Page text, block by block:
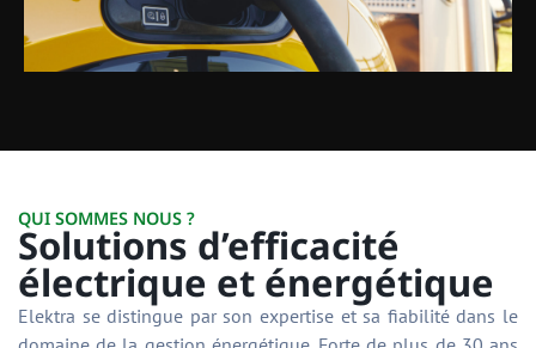
QUI SOMMES NOUS ?
Solutions d’efficacité
électrique et énergétique
Elektra se distingue par son expertise et sa fiabilité dans le